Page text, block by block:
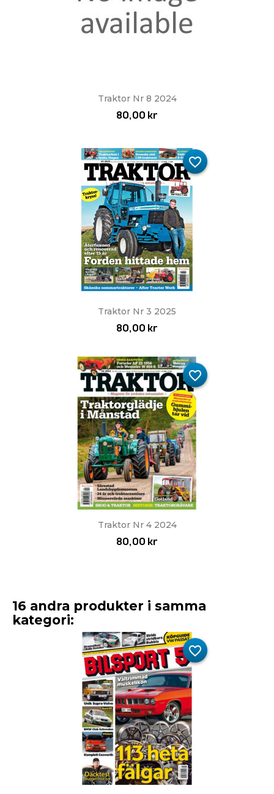
Traktor Nr 8 2024
80,00 kr
Traktor Nr 3 2025
80,00 kr
favorite_border
Traktor Nr 4 2024
80,00 kr
favorite_border
16 andra produkter i samma
kategori:
favorite_border